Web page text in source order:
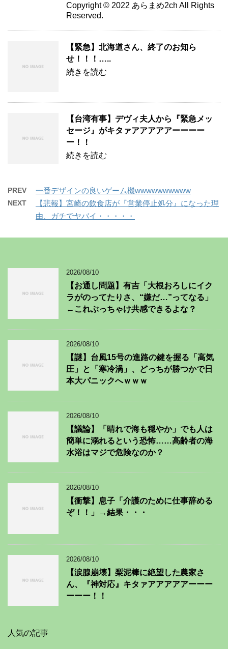
Copyright © 2022 あらまめ2ch All Rights
Reserved.
【緊急】北海道さん、終了のお知ら
せ！！！…..
続きを読む
【台湾有事】デヴィ夫人から『緊急メッ
セージ』がキタァアアアアアーーーー
ー！！
続きを読む
PREV 一番デザインの良いゲーム機wwwwwwwwww
NEXT
【悲報】宮崎の飲食店が『営業停止処分』になった理
由、ガチでヤバイ・・・・・
2026/08/10
【お通し問題】有吉「大根おろしにイク
ラがのってたりさ、“嫌だ…”ってなる」
←これぶっちゃけ共感できるよな？
2026/08/10
【謎】台風15号の進路の鍵を握る「高気
圧」と「寒冷渦」、どっちが勝つかで日
本大パニックへｗｗｗ
2026/08/10
【議論】「晴れで海も穏やか」でも人は
簡単に溺れるという恐怖……高齢者の海
水浴はマジで危険なのか？
2026/08/10
【衝撃】息子「介護のために仕事辞める
ぞ！！」→結果・・・
2026/08/10
【涙腺崩壊】梨泥棒に絶望した農家さ
ん、『神対応』キタァアアアアアーーー
ーーー！！
人気の記事